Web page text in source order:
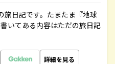
旅日記です。たまたま『地球
いてある内容はただの旅日記
詳細を見る